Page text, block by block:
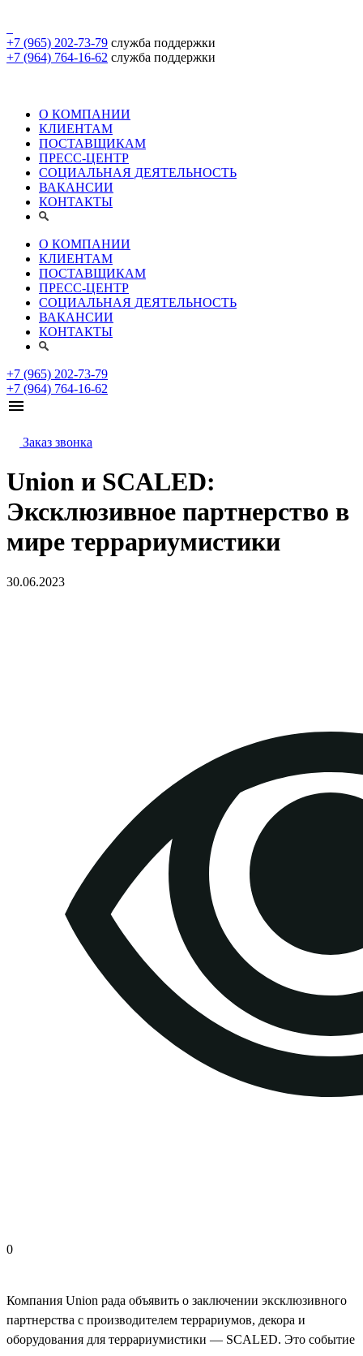
+7 (965) 202-73-79 служба поддержки
+7 (964) 764-16-62 служба поддержки
О КОМПАНИИ
КЛИЕНТАМ
ПОСТАВЩИКАМ
ПРЕСС-ЦЕНТР
СОЦИАЛЬНАЯ ДЕЯТЕЛЬНОСТЬ
ВАКАНСИИ
КОНТАКТЫ
О КОМПАНИИ
КЛИЕНТАМ
ПОСТАВЩИКАМ
ПРЕСС-ЦЕНТР
СОЦИАЛЬНАЯ ДЕЯТЕЛЬНОСТЬ
ВАКАНСИИ
КОНТАКТЫ
+7 (965) 202-73-79
+7 (964) 764-16-62
Заказ звонка
Union и SCALED:
Эксклюзивное партнерство в
мире террариумистики
30.06.2023
0
Компания Union рада объявить о заключении эксклюзивного
партнерства с производителем террариумов, декора и
оборудования для террариумистики — SCALED. Это событие